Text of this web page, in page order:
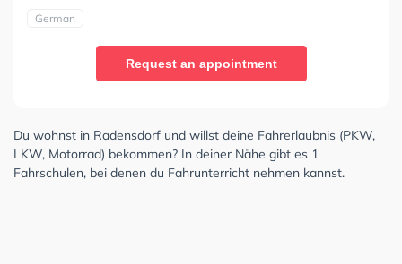
German
Request an appointment
Du wohnst in Radensdorf und willst deine Fahrerlaubnis (PKW,
LKW, Motorrad) bekommen? In deiner Nähe gibt es 1
Fahrschulen, bei denen du Fahrunterricht nehmen kannst.